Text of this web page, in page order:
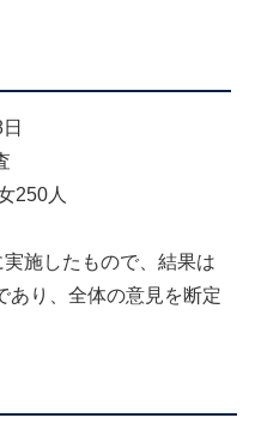
250人
施したもので、結果は
あり、全体の意見を断定